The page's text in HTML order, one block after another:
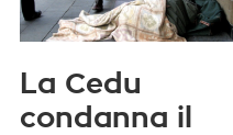
La Cedu
condanna il